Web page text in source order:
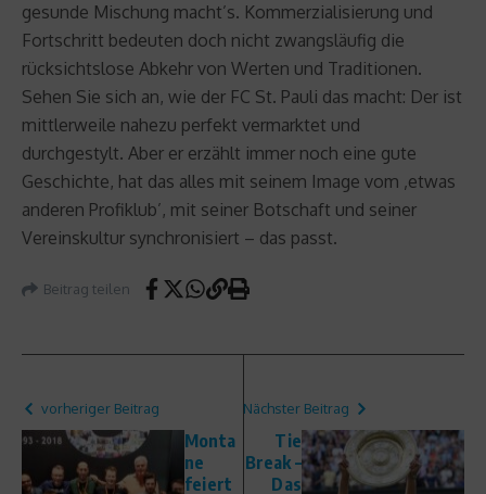
gesunde Mischung macht’s. Kommerzialisierung und
Fortschritt bedeuten doch nicht zwangsläufig die
rücksichtslose Abkehr von Werten und Traditionen.
Sehen Sie sich an, wie der FC St. Pauli das macht: Der ist
mittlerweile nahezu perfekt vermarktet und
durchgestylt. Aber er erzählt immer noch eine gute
Geschichte, hat das alles mit seinem Image vom ‚etwas
anderen Profiklub’, mit seiner Botschaft und seiner
Vereinskultur synchronisiert – das passt.
Beitrag teilen
vorheriger Beitrag
Monta
ne
feiert
Nächster Beitrag
Tie
Break –
Das